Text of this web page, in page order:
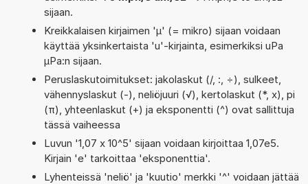
sijaan.
Kreikkalaisen kirjaimen 'µ' (= mikro) sijaan voidaan
käyttää yksinkertaista 'u'-kirjainta, esimerkiksi uPa
µPa:n sijaan.
Peruslaskutoimitukset: jakolaskut (/, :, ÷), sulkeet,
vähennyslaskut (-), neliöjuuri (√), kertolaskut (*, x), pi
(π), yhteenlaskut (+) ja eksponentti (^) ovat sallittuja
tässä vaiheessa
Luvun '1,07 x 10^5' sijaan voidaan kirjoittaa 1,07e5.
Kirjain 'e' tarkoittaa 'eksponenttia'.
Lyhenteissä 'neliö' ja 'kuutio' merkki '^' voidaan jättää